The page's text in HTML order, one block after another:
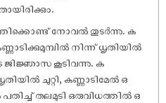
നോവൽ തുടർന്നു. ക
നിന്ന് ധൃതിയിൽ
ജിജ്ഞാസ കൂടിവന്നു. ക
ചുറ്റി, കണ്ണാടിമേൽ ഒ
പതിച്ച് തലമുടി ഒരുവിധത്തിൽ ഒ